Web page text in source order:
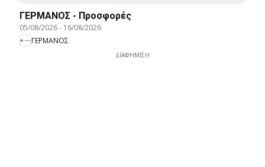
ΓΕΡΜΑΝΟΣ - Προσφορές
05/08/2026- 16/08/2026
ΓΕΡΜΑΝΟΣ
ΔΙΑΦΉΜΙΣΗ